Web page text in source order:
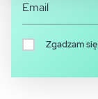
Zgadzam